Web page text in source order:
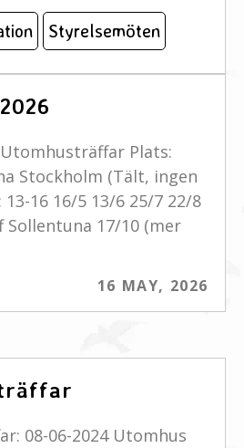
Plats:
Stockholm (Tält, ingen
16 16/5 13/6 25/7 22/8
17/10 (mer
16 MAY, 2026
träffar
08-06-2024 Utomhus
Styrelsemöten